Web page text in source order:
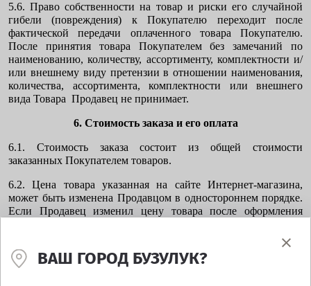
5.6. Право собственности на товар и риски его случайной
гибели (повреждения) к Покупателю переходит после
фактической передачи оплаченного товара Покупателю.
После принятия товара Покупателем без замечаний по
наименованию, количеству, ассортименту, комплектности и/
или внешнему виду претензии в отношении наименования,
количества, ассортимента, комплектности или внешнего
вида Товара Продавец не принимает.
6. Стоимость заказа и его оплата
6.1. Стоимость заказа состоит из общей стоимости
заказанных Покупателем товаров.
6.2. Цена товара указанная на сайте Интернет-магазина,
может быть изменена Продавцом в одностороннем порядке.
Если Продавец изменил цену товара после оформления
оформления. Исключение составляют случаи, когда в силу
объективных или субъективных причин цена на интернет-
сайте указана с ошибочно (нарушение работы программного
ВАШ ГОРОД БУЗУЛУК?